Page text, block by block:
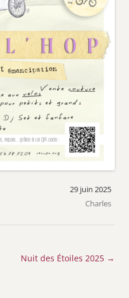
29 juin 2025
Charles
Nuit des Étoiles 2025 →